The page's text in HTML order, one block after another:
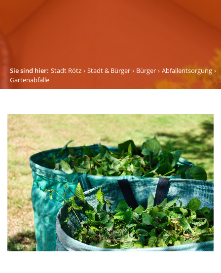
Sie sind hier: Stadt Rötz Stadt & Bürger Bürger
Abfallentsorgung
Gartenabfälle